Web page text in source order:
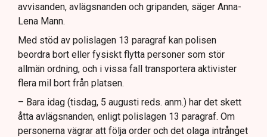
avvisanden, avlägsnanden och gripanden, säger Anna-
Lena Mann.
Med stöd av polislagen 13 paragraf kan polisen
beordra bort eller fysiskt flytta personer som stör
allmän ordning, och i vissa fall transportera aktivister
flera mil bort från platsen.
– Bara idag (tisdag, 5 augusti reds. anm.) har det skett
åtta avlägsnanden, enligt polislagen 13 paragraf. Om
personerna vägrar att följa order och det olaga intrånget